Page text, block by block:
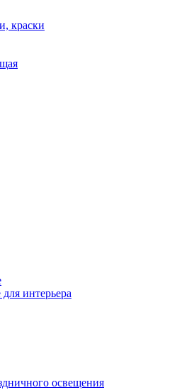
краски
интерьера
освещения